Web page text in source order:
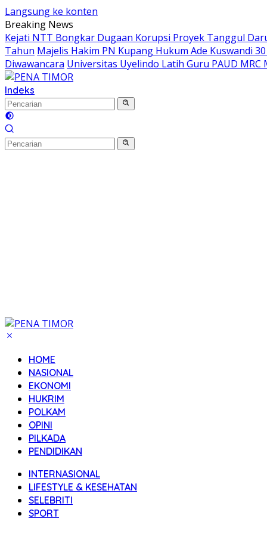
Langsung ke konten
Breaking News
Kejati NTT Bongkar Dugaan Korupsi Proyek Tanggul
Tahun Majelis Hakim PN Kupang Hukum Ade Kuswandi
Diwawancara Universitas Uyelindo Latih Guru PAUD
Indeks
HOME
NASIONAL
EKONOMI
HUKRIM
POLKAM
OPINI
PILKADA
PENDIDIKAN
INTERNASIONAL
LIFESTYLE & KESEHATAN
SELEBRITI
SPORT